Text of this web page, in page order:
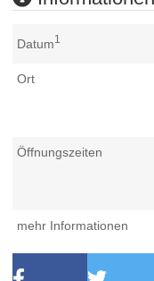
Datum1
Ort
Öffnungszeiten
mehr Informationen